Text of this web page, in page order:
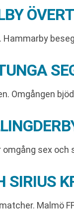
Omgången
sex och
Malmö